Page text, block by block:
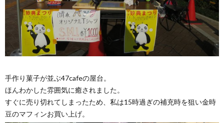
手作り菓子が並ぶ47cafeの屋台。
ほんわかした雰囲気に癒されました。
すぐに売り切れてしまったため、私は15時過ぎの補充時を狙い金時
豆のマフィンお買い上げ。